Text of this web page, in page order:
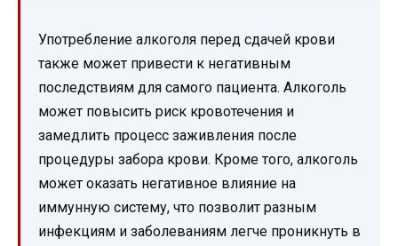
Употребление алкоголя перед сдачей крови
также может привести к негативным
последствиям для самого пациента. Алкоголь
может повысить риск кровотечения и
замедлить процесс заживления после
процедуры забора крови. Кроме того, алкоголь
может оказать негативное влияние на
иммунную систему, что позволит разным
инфекциям и заболеваниям легче проникнуть в